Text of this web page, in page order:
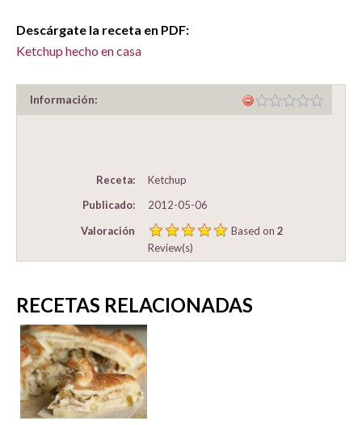
Descárgate la receta en PDF:
Ketchup hecho en casa
Información:
Receta:
Ketchup
Publicado:
2012-05-06
Valoración
Based on2
Review(s)
RECETAS RELACIONADAS